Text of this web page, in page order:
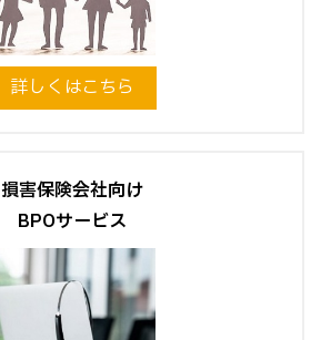
詳しくはこちら
損害保険会社向け
BPOサービス